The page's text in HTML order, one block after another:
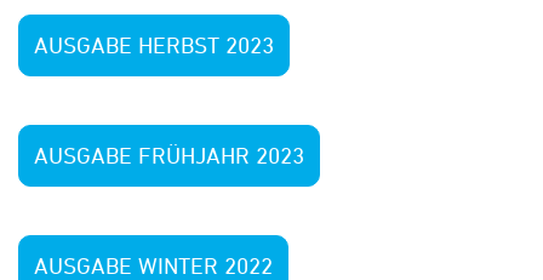
AUSGABE HERBST 2023
AUSGABE FRÜHJAHR 2023
AUSGABE WINTER 2022